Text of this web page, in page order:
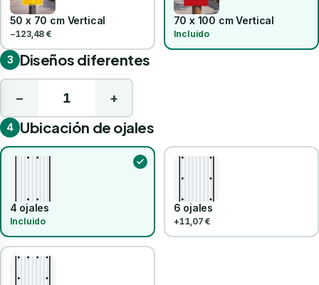
50 x 70 cm Vertical
−123,48 €
70 x 100 cm Vertical
Incluido
3 Diseños diferentes
− +
4 Ubicación de ojales
4 ojales
Incluido
6 ojales
+11,07 €